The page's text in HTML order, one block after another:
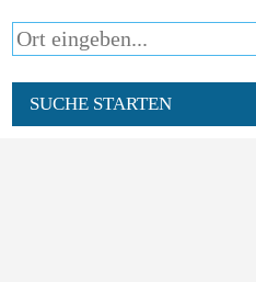
SUCHE STARTEN